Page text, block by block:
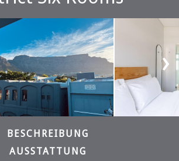
›
BESCHREIBUNG
AUSSTATTUNG